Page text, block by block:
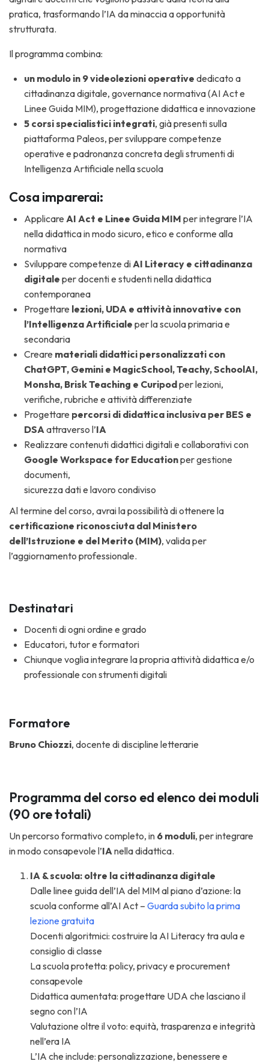
pratica, trasformando l’IA da minaccia a opportunità
strutturata.
Il programma combina:
un modulo in 9 videolezioni operative dedicato a
cittadinanza digitale, governance normativa (AI Act e
Linee Guida MIM), progettazione didattica e innovazione
5 corsi specialistici integrati, già presenti sulla
piattaforma Paleos, per sviluppare competenze
operative e padronanza concreta degli strumenti di
Intelligenza Artificiale nella scuola
Cosa imparerai:
Applicare AI Act e Linee Guida MIM per integrare l’IA
nella didattica in modo sicuro, etico e conforme alla
normativa
Sviluppare competenze di AI Literacy e cittadinanza
digitale per docenti e studenti nella didattica
contemporanea
Progettare lezioni, UDA e attività innovative con
l’Intelligenza Artificiale per la scuola primaria e
secondaria
Creare materiali didattici personalizzati con
ChatGPT, Gemini e MagicSchool, Teachy, SchoolAI,
Monsha, Brisk Teaching e Curipodper lezioni,
verifiche, rubriche e attività differenziate
Progettare percorsi di didattica inclusiva per BES e
DSA attraverso l’IA
Realizzare contenuti didattici digitali e collaborativi con
Google Workspace for Educationper gestione
documenti,
sicurezza dati e lavoro condiviso
Al termine del corso, avrai la possibilità di ottenere la
certificazione riconosciuta dal Ministero
dell’Istruzione e del Merito (MIM), valida per
l’aggiornamento professionale.
Destinatari
Docenti di ogni ordine e grado
Educatori, tutor e formatori
Chiunque voglia integrare la propria attività didattica e/o
professionale con strumenti digitali
Formatore
Bruno Chiozzi, docente di discipline letterarie
Programma del corso ed elenco dei moduli
(90 ore totali)
Un percorso formativo completo, in 6 moduli, per integrare
in modo consapevole l’IA nella didattica.
IA & scuola: oltre la cittadinanza digitale
Dalle linee guida dell’IA del MIM al piano d’azione: la
scuola conforme all’AI Act – Guarda subito la prima
lezione gratuita
Docenti algoritmici: costruire la AI Literacy tra aula e
consiglio di classe
La scuola protetta: policy, privacy e procurement
consapevole
Didattica aumentata: progettare UDA che lasciano il
segno con l’IA
Valutazione oltre il voto: equità, trasparenza e integrità
nell’era IA
L’IA che include: personalizzazione, benessere e